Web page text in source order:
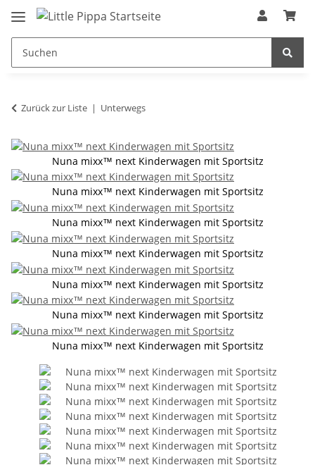
Zum Hauptinhalt springen
springen
Zurück zur Liste Unterwegs
Nuna mixx™ next Kinderwagen mit Sportsitz
Nuna mixx™ next Kinderwagen mit Sportsitz
Nuna mixx™ next Kinderwagen mit Sportsitz
Nuna mixx™ next Kinderwagen mit Sportsitz
Nuna mixx™ next Kinderwagen mit Sportsitz
Nuna mixx™ next Kinderwagen mit Sportsitz
Nuna mixx™ next Kinderwagen mit Sportsitz